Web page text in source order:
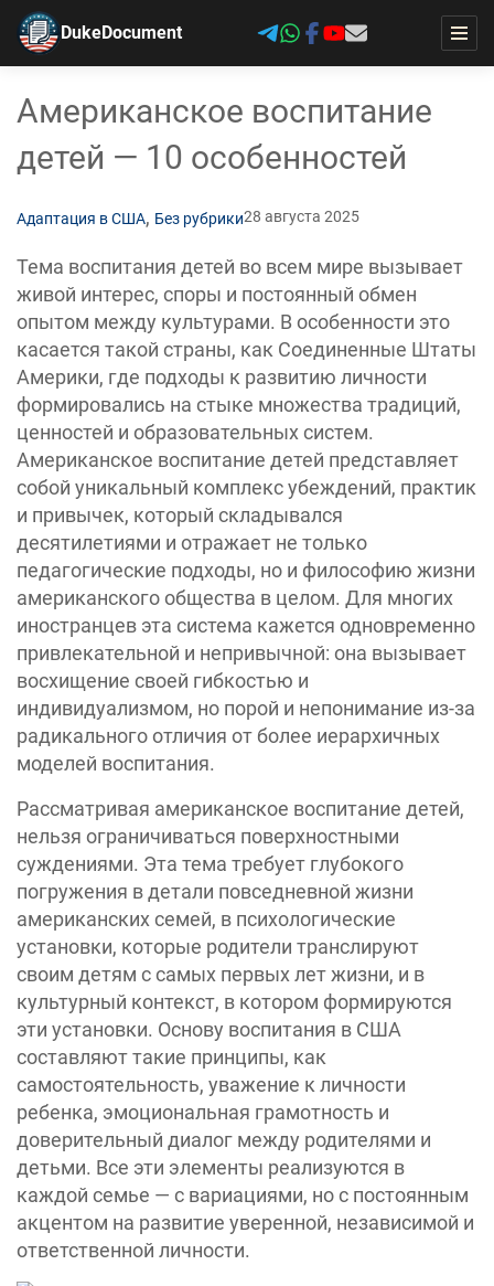
DukeDocument
Американское воспитание
детей — 10 особенностей
Адаптация в США, Без рубрики28 августа 2025
Тема воспитания детей во всем мире вызывает
живой интерес, споры и постоянный обмен
опытом между культурами. В особенности это
касается такой страны, как Соединенные Штаты
Америки, где подходы к развитию личности
формировались на стыке множества традиций,
ценностей и образовательных систем.
‎Американское воспитание детей представляет
собой уникальный комплекс убеждений, практик
и привычек, который складывался
десятилетиями и отражает не только
педагогические подходы, но и философию жизни
американского общества в целом. Для многих
иностранцев эта система кажется одновременно
привлекательной и непривычной: она вызывает
восхищение своей гибкостью и
индивидуализмом, но порой и непонимание из-за
радикального отличия от более иерархичных
моделей воспитания.
Рассматривая ‎американское воспитание детей,
нельзя ограничиваться поверхностными
суждениями. Эта тема требует глубокого
погружения в детали повседневной жизни
американских семей, в психологические
установки, которые родители транслируют
своим детям с самых первых лет жизни, и в
культурный контекст, в котором формируются
эти установки. Основу воспитания в США
составляют такие принципы, как
самостоятельность, уважение к личности
ребенка, эмоциональная грамотность и
доверительный диалог между родителями и
детьми. Все эти элементы реализуются в
каждой семье — с вариациями, но с постоянным
акцентом на развитие уверенной, независимой и
ответственной личности.